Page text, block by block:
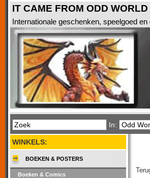
IT CAME FROM ODD WORLD
Internationale geschenken, speelgoed en
In:
WINKELS:
BOEKEN & POSTERS
Boeken & Comics